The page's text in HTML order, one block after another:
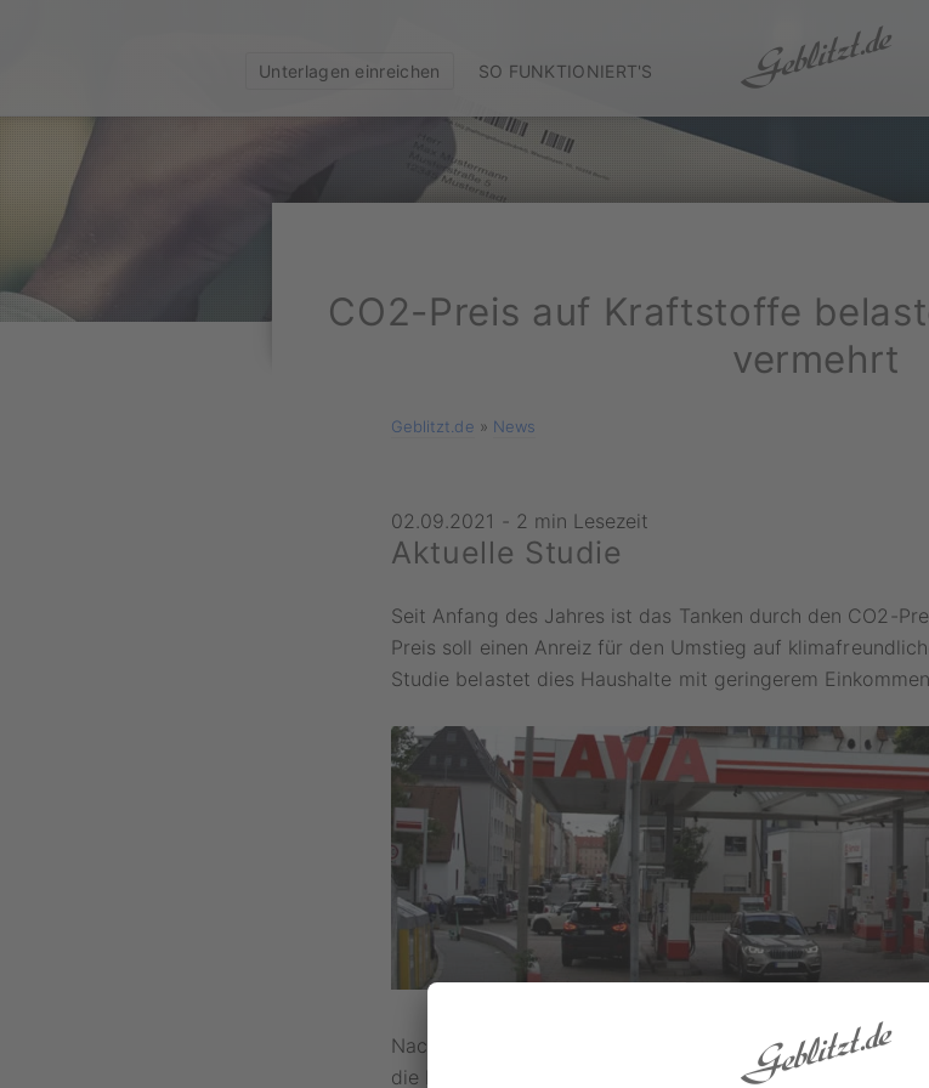
Unterlagen einreichen SO FUNKTIONIERT'S
CO2-Preis auf Kraftstoffe
vermehrt
Geblitzt.de » News
02.09.2021 - 2 min Lesezeit
Aktuelle Studie
Seit Anfang des Jahres ist das Tanken durch den CO2-
Preis soll einen Anreiz für den Umstieg auf
Studie belastet dies Haushalte mit geringerem
Nach einem Gutachten im Auftrag des
die bisherigen Maßnahmen zum Ausgleich von höheren